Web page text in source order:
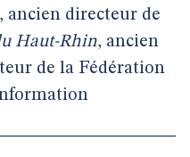
, ancien directeur de
Haut-Rhin, ancien
de la Fédération